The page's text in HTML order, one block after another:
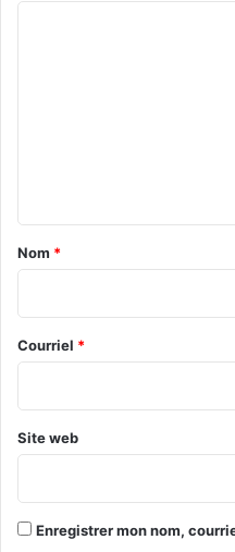
a
r
e
Nom *
Courriel *
Site web
Enregistrer mon nom,